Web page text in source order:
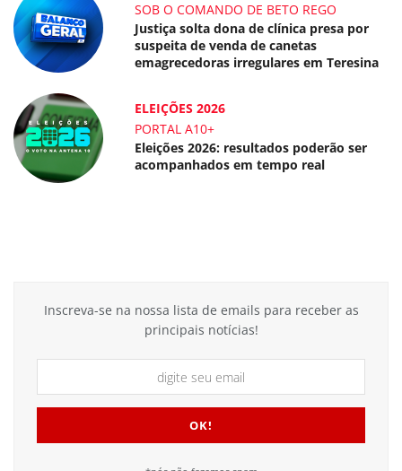
SOB O COMANDO DE BETO REGO
Justiça solta dona de clínica presa por
suspeita de venda de canetas
emagrecedoras irregulares em Teresina
ELEIÇÕES 2026
PORTAL A10+
Eleições 2026: resultados poderão ser
acompanhados em tempo real
Inscreva-se na nossa lista de emails para receber as
principais notícias!